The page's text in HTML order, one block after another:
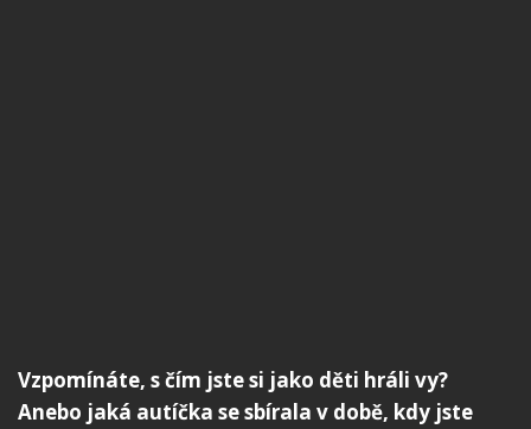
Vzpomínáte, s čím jste si jako děti hráli vy?
Anebo jaká autíčka se sbírala v době, kdy jste